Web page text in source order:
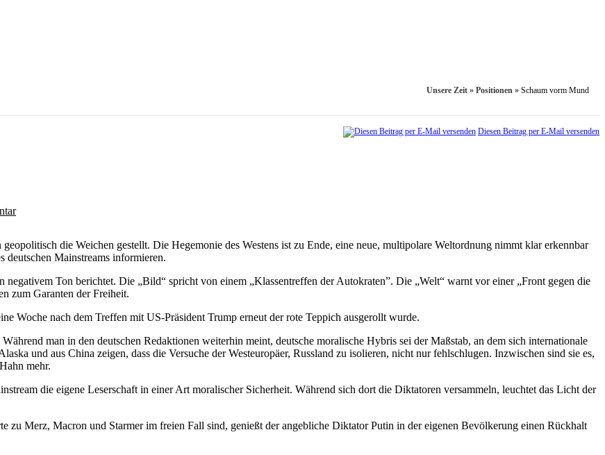
Unsere Zeit » Positionen » Schaum vorm Mund
Diesen Beitrag per E-Mail versenden
die Weichen gestellt. Die Hegemonie des Westens ist zu Ende, eine neue, multipolare Weltordnung nimmt klar erkennbar
deutschen Mainstreams informieren.
Ton berichtet. Die „Bild“ spricht von einem „Klassentreffen der Autokraten”. Die „Welt“ warnt vor einer „Front gegen die
zum Garanten der Freiheit.
Woche nach dem Treffen mit US-Präsident Trump erneut der rote Teppich ausgerollt wurde.
man in den deutschen Redaktionen weiterhin meint, deutsche moralische Hybris sei der Maßstab, an dem sich internationale
und aus China zeigen, dass die Versuche der Westeuropäer, Russland zu isolieren, nicht nur fehlschlugen. Inzwischen sind sie es,
mehr.
die eigene Leserschaft in einer Art moralischer Sicherheit. Während sich dort die Diktatoren versammeln, leuchtet das Licht der
zu Merz, Macron und Starmer im freien Fall sind, genießt der angebliche Diktator Putin in der eigenen Bevölkerung einen Rückhalt